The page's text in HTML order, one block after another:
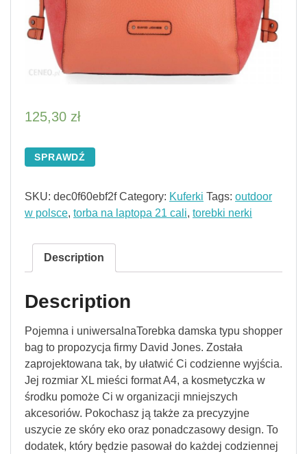
125,30 zł
SPRAWDŹ
SKU: dec0f60ebf2f Category: Kuferki Tags: outdoor
w polsce, torba na laptopa 21 cali, torebki nerki
Description
Description
Pojemna i uniwersalnaTorebka damska typu shopper
bag to propozycja firmy David Jones. Została
zaprojektowana tak, by ułatwić Ci codzienne wyjścia.
Jej rozmiar XL mieści format A4, a kosmetyczka w
środku pomoże Ci w organizacji mniejszych
akcesoriów. Pokochasz ją także za precyzyjne
uszycie ze skóry eko oraz ponadczasowy design. To
dodatek, który będzie pasował do każdej codziennej